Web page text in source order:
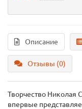
Описание
Отзывы (0)
Творчество Николая
впервые